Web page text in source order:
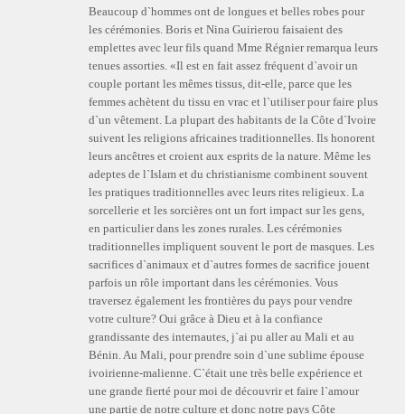
Beaucoup d`hommes ont de longues et belles robes pour
les cérémonies. Boris et Nina Guirierou faisaient des
emplettes avec leur fils quand Mme Régnier remarqua leurs
tenues assorties. «Il est en fait assez fréquent d`avoir un
couple portant les mêmes tissus, dit-elle, parce que les
femmes achètent du tissu en vrac et l`utiliser pour faire plus
d`un vêtement. La plupart des habitants de la Côte d`Ivoire
suivent les religions africaines traditionnelles. Ils honorent
leurs ancêtres et croient aux esprits de la nature. Même les
adeptes de l`Islam et du christianisme combinent souvent
les pratiques traditionnelles avec leurs rites religieux. La
sorcellerie et les sorcières ont un fort impact sur les gens,
en particulier dans les zones rurales. Les cérémonies
traditionnelles impliquent souvent le port de masques. Les
sacrifices d`animaux et d`autres formes de sacrifice jouent
parfois un rôle important dans les cérémonies. Vous
traversez également les frontières du pays pour vendre
votre culture? Oui grâce à Dieu et à la confiance
grandissante des internautes, j`ai pu aller au Mali et au
Bénin. Au Mali, pour prendre soin d`une sublime épouse
ivoirienne-malienne. C`était une très belle expérience et
une grande fierté pour moi de découvrir et faire l`amour
une partie de notre culture et donc notre pays Côte